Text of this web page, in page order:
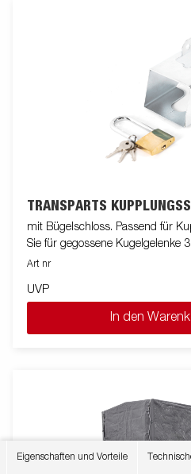
Eigenschaften und Vorteile
TRANSPARTS
mit Bügelschloss. Passend für
Sie für gegossene Kugelgelenke
Art nr
UVP
In den